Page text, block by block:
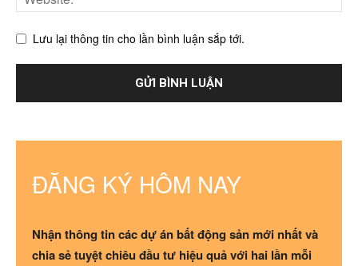
Lưu lại thông tin cho lần bình luận sắp tới.
ĐĂNG KÝ HÔM NAY
Nhận thông tin các dự án bất động sản mới nhất và
chia sẻ tuyệt chiêu đầu tư hiệu quả với hai lần mỗi